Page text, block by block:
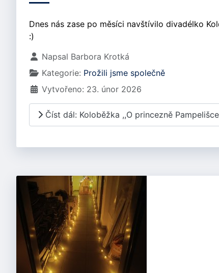
Dnes nás zase po měsíci navštívilo divadélko
:)
Základní údaje
Napsal Barbora Krotká
Kategorie: Prožili jsme společně
Vytvořeno: 23. únor 2026
Číst dál: Koloběžka ,,O princezně